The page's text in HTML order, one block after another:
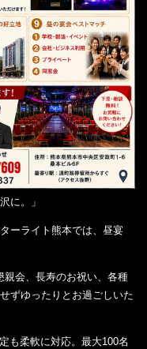
に。」
ーライト熊本では、昼宴
親会、長寿のお祝い、各種
ずゆったりとお過ごしいた
も柔軟に対応。最大100名